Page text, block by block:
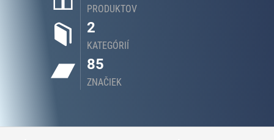
PRODUKTOV
2
KATEGÓRIÍ
85
ZNAČIEK